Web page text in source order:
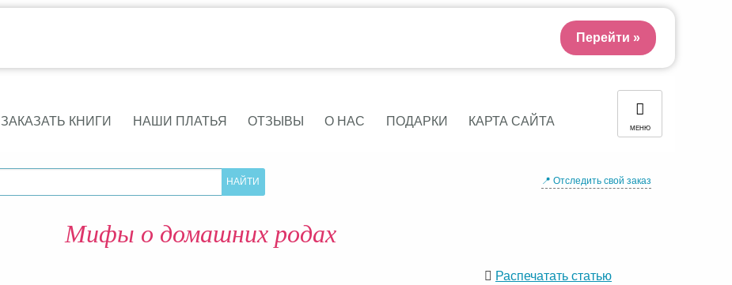
ЗАКАЗАТЬ КНИГИ НАШИ ПЛАТЬЯ ОТЗЫВЫ О НАС ПОДАРКИ КАРТА САЙТА МЕНЮ
📍 Отследить свой заказ
Мифы о домашних родах
Распечатать статью
Перейти »